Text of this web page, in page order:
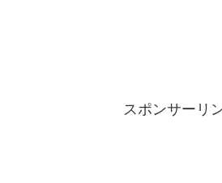
スポンサーリ